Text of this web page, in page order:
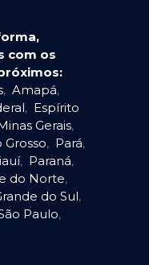
com os
, Amapá,
, Espírito
Gerais,
Grosso, Pará,
, Paraná,
do Norte,
do Sul,
Paulo,